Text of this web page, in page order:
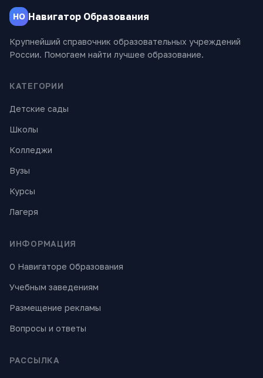
НО Навигатор Образования
Крупнейший справочник образовательных учреждений
России. Помогаем найти лучшее образование.
КАТЕГОРИИ
Детские сады
Школы
Колледжи
Вузы
Курсы
Лагеря
ИНФОРМАЦИЯ
О Навигаторе Образования
Учебным заведениям
Размещение рекламы
Вопросы и ответы
РАССЫЛКА